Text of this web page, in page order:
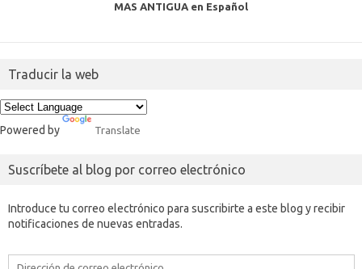
MAS ANTIGUA en Español
Traducir la web
Powered by Translate
Suscríbete al blog por correo electrónico
Introduce tu correo electrónico para suscribirte a este blog y recibir
notificaciones de nuevas entradas.
Dirección